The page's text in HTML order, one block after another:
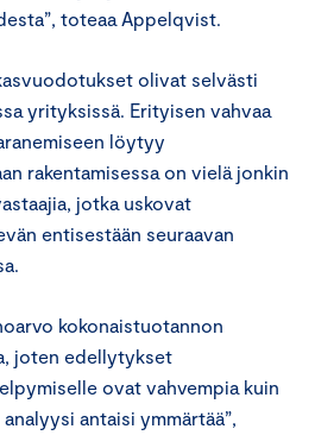
toteaa Appelqvist.
olivat selvästi
yrityksissä. Erityisen vahvaa
löytyy
rakentamisessa on vielä jonkin
jotka uskovat
entisestään seuraavan
kokonaistuotannon
joten edellytykset
ovat vahvempia kuin
antaisi ymmärtää”,